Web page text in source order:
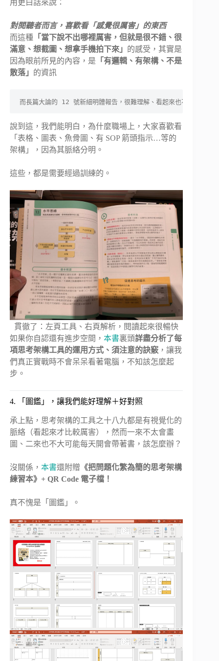
用更白話來說：
對閱聽者而言，喜歡看「感覺很厲害」的東西
而這種 「當下說不出哪裡厲害，但就是很不錯、很
滿意、想截圖、想拿手機拍下來」 的感受，其實是
因為眼前所見的內容，是 「有邏輯、有架構、不是
散落」 的資訊
而長篇大論的 12 號新細明體報告，很難理解、看起來也不厲害。
說到這，我們能明白，為什麼職場上，大家喜歡看
「表格、圖表、魚骨圖、有 SOP 箭頭指示…等的
架構」，因為其脈絡分明。
這些，都是需要經過訓練的。
貫徹了：左頁工具、右頁解析，閱讀起來很暢快
如果你自認還有進步空間， 本書裏頭詳盡分析了每
項思考架構工具的運用方式、須注意的訣竅 ，讓我
們真正實戰時不會呆呆看著電腦，不知該怎麼起
步。
4. 「圖鑑」，讓我們能好理解＋好對照
承上點，思考架構的工具之十八九都是有視覺化的
脈絡（看起來才比較厲害），然而一來不太會畫
圖、二來也不大可能每天開會帶著書，該怎麼辦？
沒關係， 本書還附贈 《把問題化繁為簡的思考架構
練習本》+ QR Code 電子檔！
真不愧是「圖鑑」。